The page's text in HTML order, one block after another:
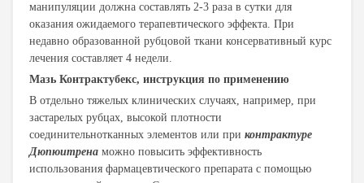
манипуляции должна составлять 2-3 раза в сутки для
оказания ожидаемого терапевтического эффекта. При
недавно образованной рубцовой ткани консервативный курс
лечения составляет 4 недели.
Мазь Контрактубекс, инструкция по применению
В отдельно тяжелых клинических случаях, например, при
застарелых рубцах, высокой плотности
соединительнотканных элементов или при контрактуре
Дюпюитрена можно повысить эффективность
использования фармацевтического препарата с помощью